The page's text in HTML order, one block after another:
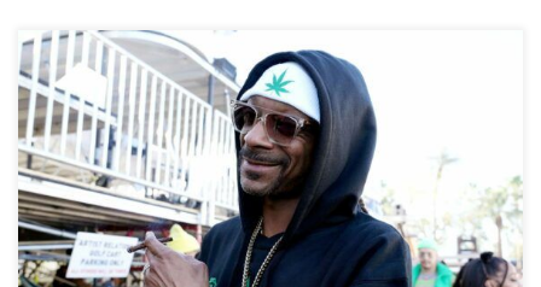
Snoop Dogg, legenda hip-hopu i jednocześnie wielki miłośnik
marihuany, niedawno […]